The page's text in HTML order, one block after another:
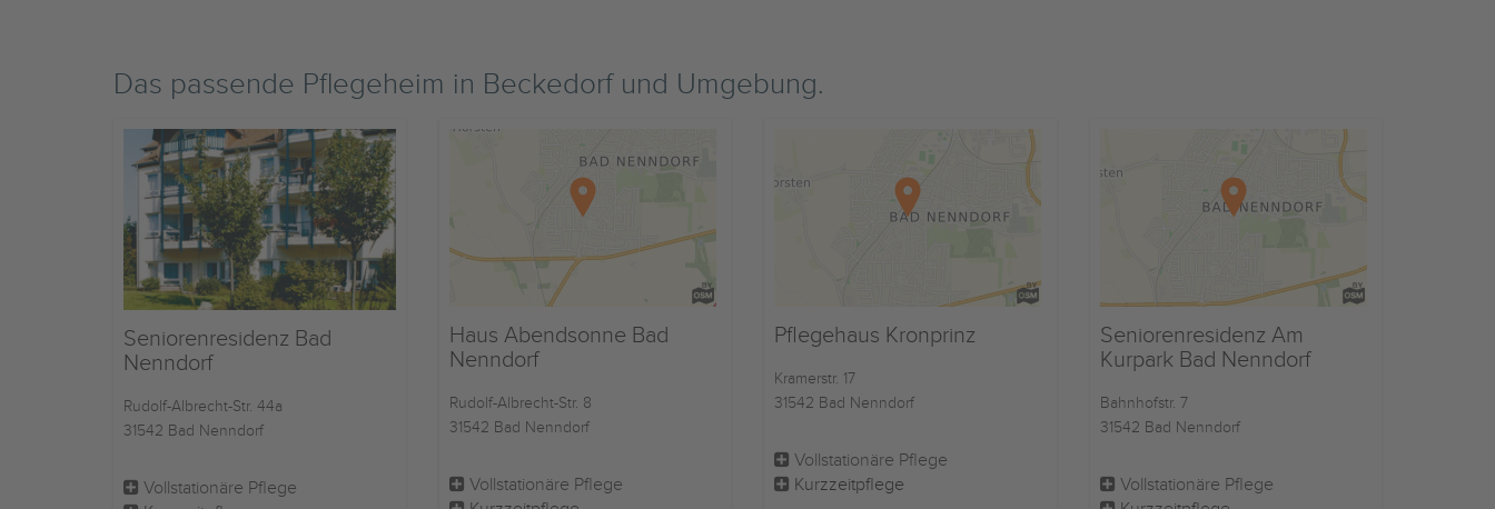
Das passende Pflegeheim in Beckedorf und Umgebung.
Seniorenresidenz Bad
Nenndorf
Rudolf-Albrecht-Str. 44a
31542 Bad Nenndorf
Vollstationäre Pflege
Haus Abendsonne Bad
Nenndorf
Rudolf-Albrecht-Str. 8
31542 Bad Nenndorf
Vollstationäre Pflege
Pflegehaus Kronprinz
Kramerstr. 17
31542 Bad Nenndorf
Vollstationäre Pflege
Kurzzeitpflege
Seniorenresidenz Am
Kurpark Bad Nenndorf
Bahnhofstr. 7
31542 Bad Nenndorf
Vollstationäre Pflege